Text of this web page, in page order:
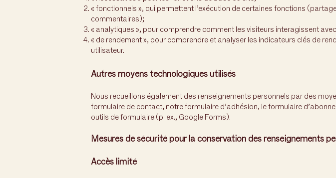
« fonctionnels », qui permettent l’exécution de certaines fonctions
commentaires);
« analytiques », pour comprendre comment les visiteurs interagissent
« de rendement », pour comprendre et analyser les indicateurs clés de
utilisateur.
Autres moyens technologiques utilisés
Nous recueillons également des renseignements personnels par des
formulaire de contact, notre formulaire d’adhésion, le formulaire
outils de formulaire (p. ex., Google Forms).
Mesures de sécurité pour la conservation des renseignements
Accès limité